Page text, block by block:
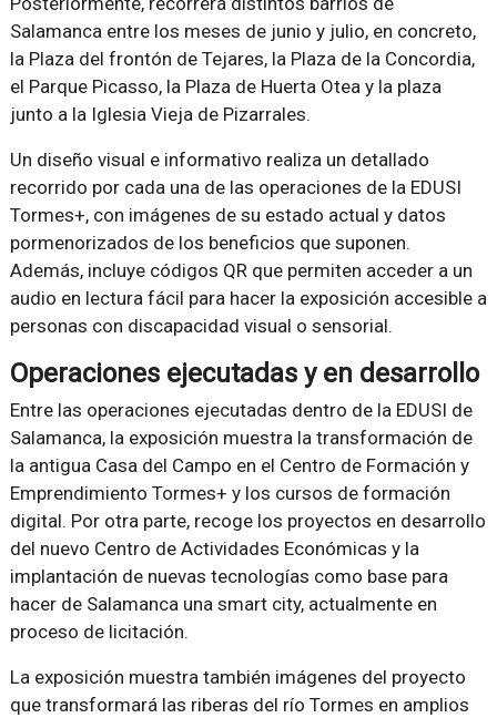
Salamanca entre los meses de junio y julio, en concreto,
la Plaza del frontón de Tejares, la Plaza de la Concordia,
el Parque Picasso, la Plaza de Huerta Otea y la plaza
junto a la Iglesia Vieja de Pizarrales.
Un diseño visual e informativo realiza un detallado
recorrido por cada una de las operaciones de la EDUSI
Tormes+, con imágenes de su estado actual y datos
pormenorizados de los beneficios que suponen.
Además, incluye códigos QR que permiten acceder a un
audio en lectura fácil para hacer la exposición accesible a
personas con discapacidad visual o sensorial.
Operaciones ejecutadas y en desarrollo
Entre las operaciones ejecutadas dentro de la EDUSI de
Salamanca, la exposición muestra la transformación de
la antigua Casa del Campo en el Centro de Formación y
Emprendimiento Tormes+ y los cursos de formación
digital. Por otra parte, recoge los proyectos en desarrollo
del nuevo Centro de Actividades Económicas y la
implantación de nuevas tecnologías como base para
hacer de Salamanca una smart city, actualmente en
proceso de licitación.
La exposición muestra también imágenes del proyecto
que transformará las riberas del río Tormes en amplios